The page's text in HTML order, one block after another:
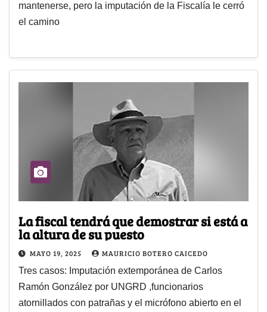
mantenerse, pero la imputación de la Fiscalía le cerró
el camino
La fiscal tendrá que demostrar si está a
la altura de su puesto
MAYO 19, 2025 MAURICIO BOTERO CAICEDO
Tres casos: Imputación extemporánea de Carlos
Ramón González por UNGRD ,funcionarios
atornillados con patrañas y el micrófono abierto en el